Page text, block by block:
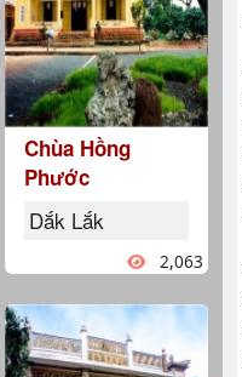
Chùa Hồng
Phước
Dắk Lắk
2,063